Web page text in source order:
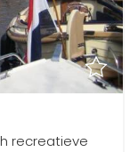
recreatieve